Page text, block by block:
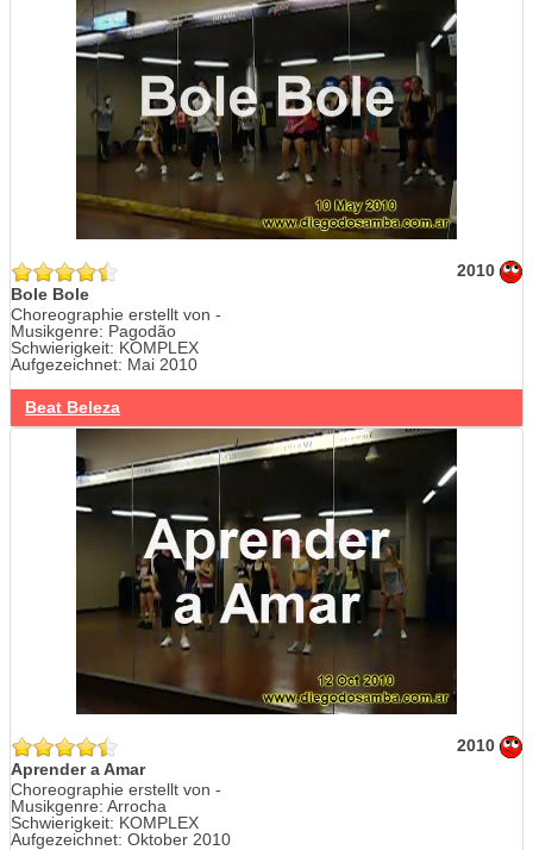
2010
Bole Bole
Choreographie erstellt von -
Musikgenre: Pagodão
Schwierigkeit: KOMPLEX
Aufgezeichnet: Mai 2010
Beat Beleza
2010
Aprender a Amar
Choreographie erstellt von -
Musikgenre: Arrocha
Schwierigkeit: KOMPLEX
Aufgezeichnet: Oktober 2010